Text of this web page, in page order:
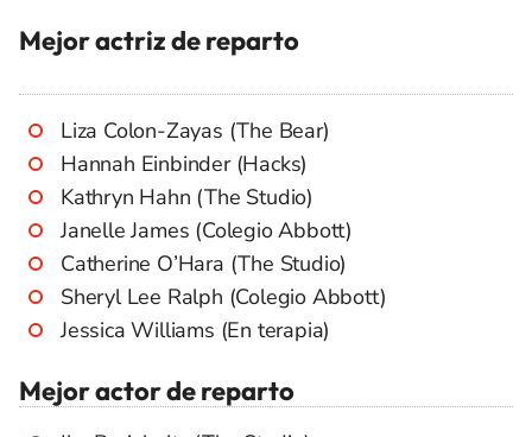
Mejor actriz de reparto
Liza Colon-Zayas (The Bear)
Hannah Einbinder (Hacks)
Kathryn Hahn (The Studio)
Janelle James (Colegio Abbott)
Catherine O’Hara (The Studio)
Sheryl Lee Ralph (Colegio Abbott)
Jessica Williams (En terapia)
Mejor actor de reparto